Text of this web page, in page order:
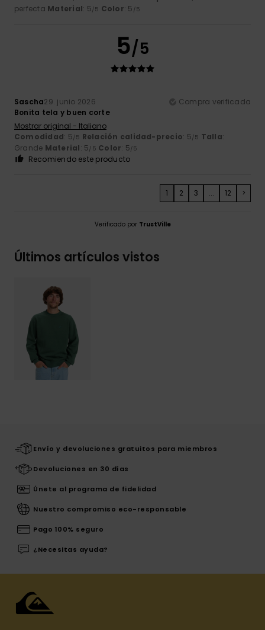
perfecta Material: 5/5 Color: 5 /5
5/5
Sascha29. junio 2026
Compra verificada
Bonita tela y buen corte
Mostrar original - Italiano
Comodidad: 5/5 Relación calidad-precio: 5/5 Talla:
Grande Material: 5/5 Color: 5/5
Recomiendo este producto
1 2 3 ... 12 >
Verificado por TrustVille
Últimos artículos vistos
Envío y devoluciones gratuitos para miembros
Devoluciones en 30 días
Únete al programa de fidelidad
Nuestro compromiso eco-responsable
Pago 100% seguro
¿Necesitas ayuda?